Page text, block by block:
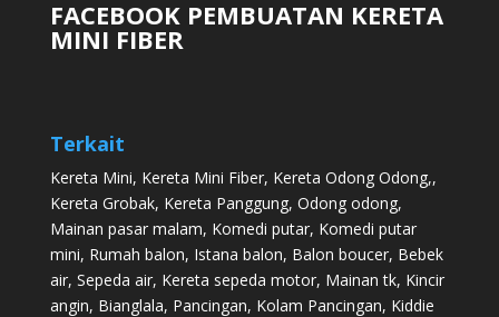
FACEBOOK PEMBUATAN KERETA
MINI FIBER
Terkait
Kereta Mini, Kereta Mini Fiber, Kereta Odong Odong,,
Kereta Grobak, Kereta Panggung, Odong odong,
Mainan pasar malam, Komedi putar, Komedi putar
mini, Rumah balon, Istana balon, Balon boucer, Bebek
air, Sepeda air, Kereta sepeda motor, Mainan tk, Kincir
angin, Bianglala, Pancingan, Kolam Pancingan, Kiddie